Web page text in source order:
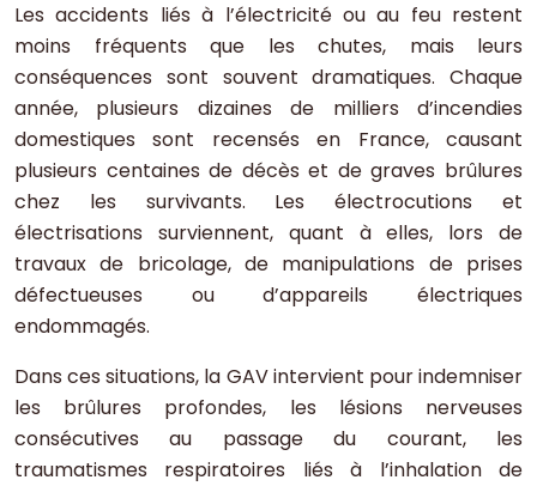
Les accidents liés à l’électricité ou au feu restent
moins fréquents que les chutes, mais leurs
conséquences sont souvent dramatiques. Chaque
année, plusieurs dizaines de milliers d’incendies
domestiques sont recensés en France, causant
plusieurs centaines de décès et de graves brûlures
chez les survivants. Les électrocutions et
électrisations surviennent, quant à elles, lors de
travaux de bricolage, de manipulations de prises
défectueuses ou d’appareils électriques
endommagés.
Dans ces situations, la GAV intervient pour indemniser
les brûlures profondes, les lésions nerveuses
consécutives au passage du courant, les
traumatismes respiratoires liés à l’inhalation de